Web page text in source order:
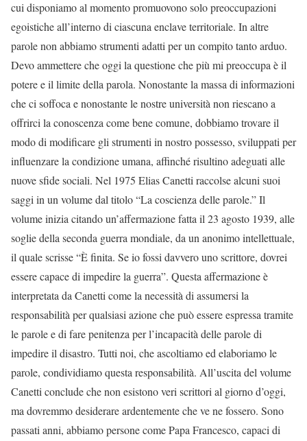
cui disponiamo al momento promuovono solo preoccupazioni
egoistiche all’interno di ciascuna enclave territoriale. In altre
parole non abbiamo strumenti adatti per un compito tanto arduo.
Devo ammettere che oggi la questione che più mi preoccupa è il
potere e il limite della parola. Nonostante la massa di informazioni
che ci soffoca e nonostante le nostre università non riescano a
offrirci la conoscenza come bene comune, dobbiamo trovare il
modo di modificare gli strumenti in nostro possesso, sviluppati per
influenzare la condizione umana, affinché risultino adeguati alle
nuove sfide sociali. Nel 1975 Elias Canetti raccolse alcuni suoi
saggi in un volume dal titolo “La coscienza delle parole.” Il
volume inizia citando un’affermazione fatta il 23 agosto 1939, alle
soglie della seconda guerra mondiale, da un anonimo intellettuale,
il quale scrisse “È finita. Se io fossi davvero uno scrittore, dovrei
essere capace di impedire la guerra”. Questa affermazione è
interpretata da Canetti come la necessità di assumersi la
responsabilità per qualsiasi azione che può essere espressa tramite
le parole e di fare penitenza per l’incapacità delle parole di
impedire il disastro. Tutti noi, che ascoltiamo ed elaboriamo le
parole, condividiamo questa responsabilità. All’uscita del volume
Canetti conclude che non esistono veri scrittori al giorno d’oggi,
ma dovremmo desiderare ardentemente che ve ne fossero. Sono
passati anni, abbiamo persone come Papa Francesco, capaci di